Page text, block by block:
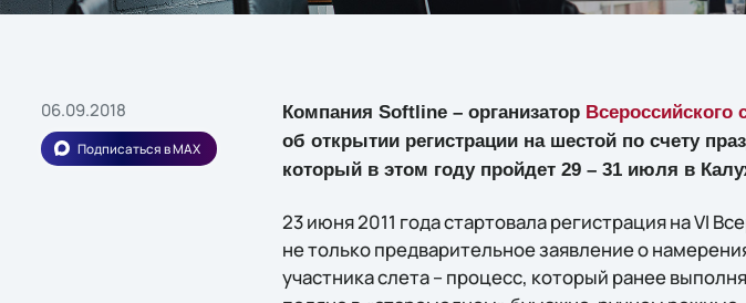
06.09.2018
Подписаться в MAX
Компания Softline – организатор Всероссийского
об открытии регистрации на шестой по счету
который в этом году пройдет 29 – 31 июля в
23 июня 2011 года стартовала регистрация на VI
не только предварительное заявление о
участника слета – процесс, который ранее